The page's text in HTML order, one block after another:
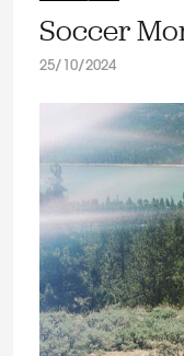
Soccer
25/10/2024